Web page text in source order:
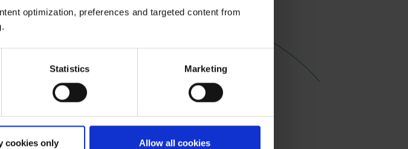
optimization, preferences and targeted content from
Statistics Marketing
cookies only Allow all cookies